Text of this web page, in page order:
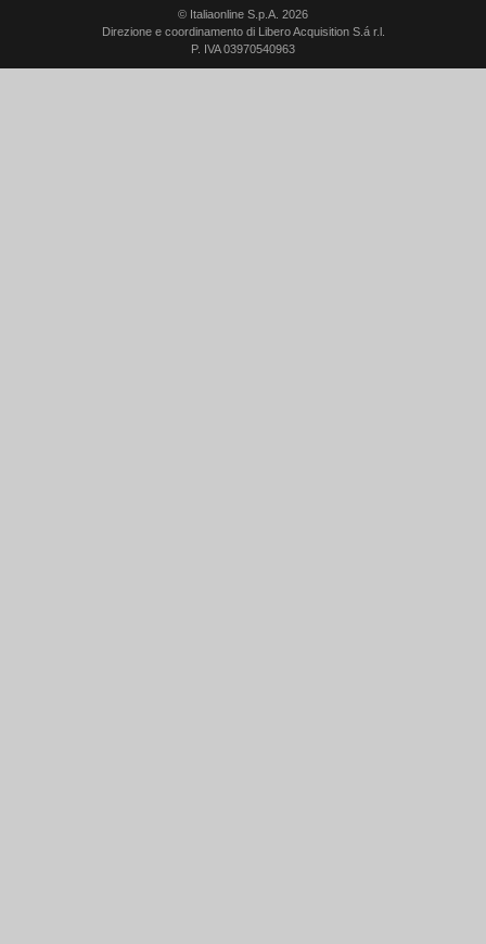
© Italiaonline S.p.A. 2026
Direzione e coordinamento di Libero Acquisition S.á r.l.
P. IVA 03970540963